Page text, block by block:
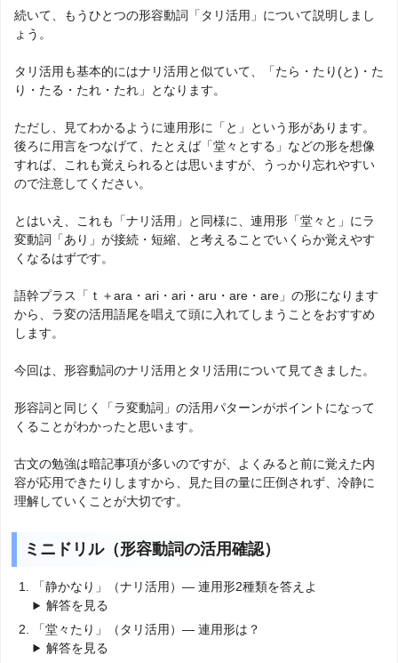
続いて、もうひとつの形容動詞「タリ活用」について説明しまし
ょう。
タリ活用も基本的にはナリ活用と似ていて、「たら・たり(と)・た
り・たる・たれ・たれ」となります。
ただし、見てわかるように連用形に「と」という形があります。
後ろに用言をつなげて、たとえば「堂々とする」などの形を想像
すれば、これも覚えられるとは思いますが、うっかり忘れやすい
ので注意してください。
とはいえ、これも「ナリ活用」と同様に、連用形「堂々と」にラ
変動詞「あり」が接続・短縮、と考えることでいくらか覚えやす
くなるはずです。
語幹プラス「ｔ＋ara・ari・ari・aru・are・are」の形になります
から、ラ変の活用語尾を唱えて頭に入れてしまうことをおすすめ
します。
今回は、形容動詞のナリ活用とタリ活用について見てきました。
形容詞と同じく「ラ変動詞」の活用パターンがポイントになって
くることがわかったと思います。
古文の勉強は暗記事項が多いのですが、よくみると前に覚えた内
容が応用できたりしますから、見た目の量に圧倒されず、冷静に
理解していくことが大切です。
ミニドリル（形容動詞の活用確認）
「静かなり」（ナリ活用）— 連用形2種類を答えよ
解答を見る
「堂々たり」（タリ活用）— 連用形は？
解答を見る